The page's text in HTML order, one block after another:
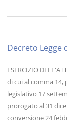
Decreto Legge
ESERCIZIO
di cui al comma
legislativo 17
prorogato al 31
conversione 24